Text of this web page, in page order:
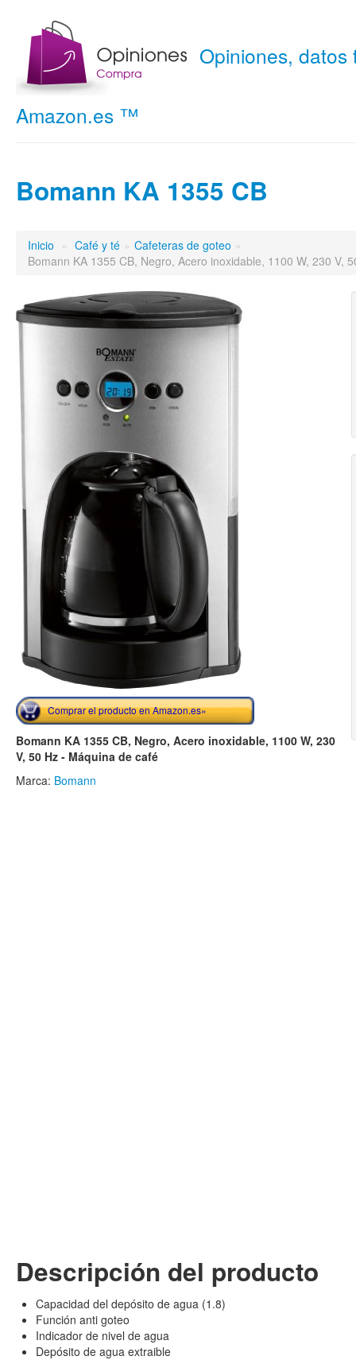
Opiniones,
Amazon.es ™
Bomann KA 1355 CB
Inicio » Café y té » Cafeteras de goteo »
Bomann KA 1355 CB, Negro, Acero inoxidable, 1100 W, 230 V,
Comprar el producto en Amazon.es»
Bomann KA 1355 CB, Negro, Acero inoxidable, 1100 W, 230
V, 50 Hz - Máquina de café
Marca: Bomann
Descripción del producto
Capacidad del depósito de agua (1.8)
Función anti goteo
Indicador de nivel de agua
Depósito de agua extraible